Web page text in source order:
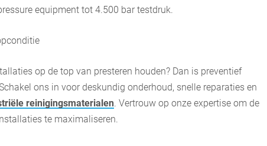
equipment tot 4.500 bar testdruk.
op de top van presteren houden? Dan is preventief
ons in voor deskundig onderhoud, snelle reparaties en
reinigingsmaterialen. Vertrouw op onze expertise om de
te maximaliseren.